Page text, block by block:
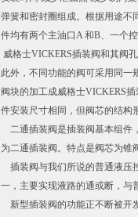
弹簧和密封圈组成。根据用途不
件均有两个主油口A 和B、一个
威格士VICKERS插装阀和其阀
此外，不同功能的阀可采用同一
阀块的加工成威格士VICKERS
件安装尺寸相同，但阀芯的结构
二通插装阀是插装阀基本组件
为二通插装阀。特点是阀芯为锥
插装阀与我们所说的普通液压
一，主要实现液路的通或断，与
新型插装阀的功能正不断被开